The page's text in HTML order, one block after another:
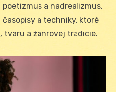
a nadrealizmus.
a techniky, ktoré
tvaru a žánrovej tradície.